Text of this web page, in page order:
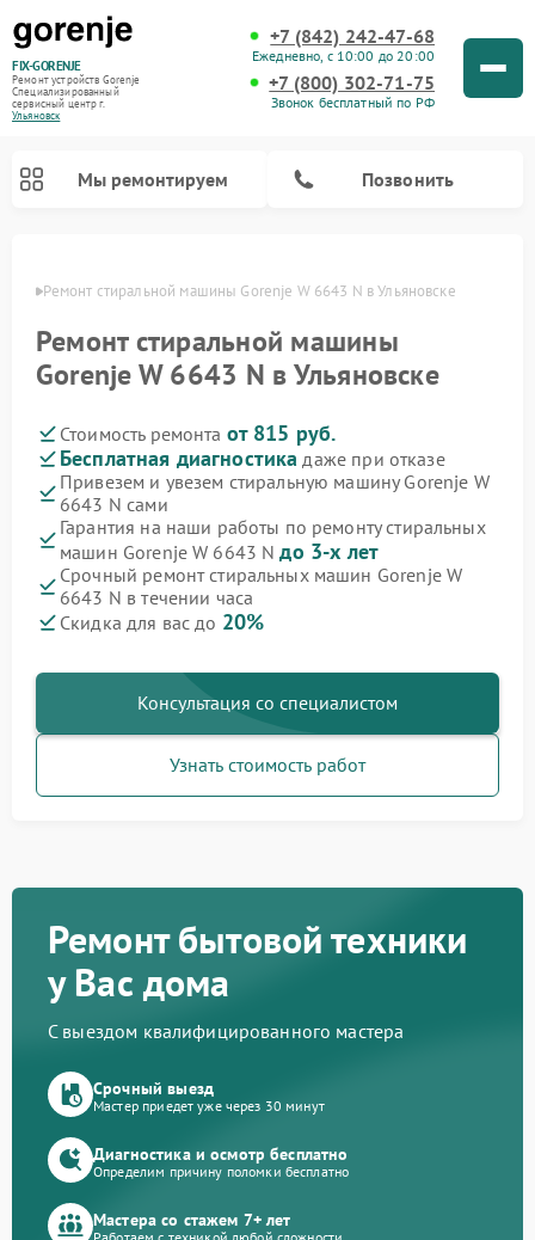
FIX-GORENJE
Ремонт устройств Gorenje
Специализированный
cервисный центр г.
Ульяновск
+7 (842) 242-47-68
Ежедневно, с 10:00 до 20:00
+7 (800) 302-71-75
Звонок бесплатный по РФ
Мы ремонтируем Позвонить
Ремонт стиральной машины Gorenje W 6643 N в Ульяновске
Ремонт стиральной машины
Gorenje W 6643 N в Ульяновске
Стоимость ремонта от 815 руб.
Бесплатная диагностика даже при отказе
Привезем и увезем стиральную машину Gorenje W
6643 N сами
Гарантия на наши работы по ремонту стиральных
машин Gorenje W 6643 Nдо 3-х лет
Срочный ремонт стиральных машин Gorenje W
6643 N в течении часа
Скидка для вас до 20%
Консультация со специалистом
Узнать стоимость работ
Ремонт бытовой техники
у Вас дома
С выездом квалифицированного мастера
Срочный выезд
Мастер приедет уже через 30 минут
Диагностика и осмотр бесплатно
Определим причину поломки бесплатно
Мастера со стажем 7+ лет
Работаем с техникой любой сложности